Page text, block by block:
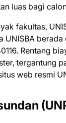
luas bagi
fakultas,
UNISBA
Rentang
tergantung
web resmi